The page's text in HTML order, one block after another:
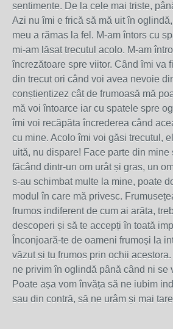
sentimente. De la cele mai triste,
Azi nu îmi e frică să mă uit în
meu a rămas la fel. M-am întors cu
mi-am lăsat trecutul acolo. M-am
încrezătoare spre viitor. Când îmi va
din trecut ori când voi avea nevoie
conștientizez cât de frumoasă mă
mă voi întoarce iar cu spatele spre
îmi voi recăpăta încrederea când
cu mine. Acolo îmi voi găsi trecutul,
uită, nu dispare! Face parte din mine
făcând dintr-un om urât și gras, un
s-au schimbat multe la mine, poate
modul în care mă privesc.
frumos indiferent de cum ai arăta,
descoperi și să te accepți în toată
Înconjoară-te de oameni frumoși la
văzut și tu frumos prin ochii
ne privim în oglindă până când ni se
Poate așa vom învăța să ne iubim
sau din contră, să ne urâm și mai